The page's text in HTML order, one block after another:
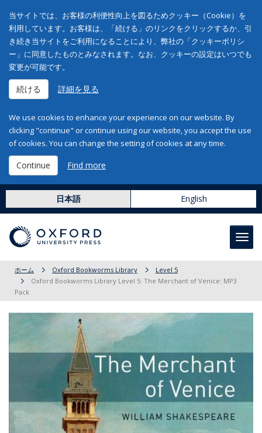
当サイトでは、お客様の利便性向上を図るためクッキー（Cookie）を
利用しています。お客様は、「続ける」のリンクをクリックするか、引
き続き当サイトをご利用になることにより、弊社の「クッキーポリシ
ー」に同意したものとみなされます。なお、クッキーの設定はいつでも
変更が可能です。
続ける 詳細を見る
We use cookies to enhance your experience on our website. By
clicking "continue" or continue using our website, you accept the use
of cookies. You can change the setting of cookies at any time.
Continue Find more
日本語 English
ホーム Oxford Bookworms Library
Level 5
Oxford Bookworms Library Level 5: The Merchant of Venice: MP3
Pack